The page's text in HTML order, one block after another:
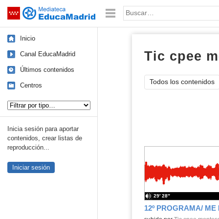
Saltar navegación Palabra o frase:
Inicio
Canal EducaMadrid
Últimos contenidos
Centros
Inicia sesión para aportar
contenidos, crear listas de
reproducción...
Iniciar sesión
Tic cpee
Todos los contenidos
29′ 28″